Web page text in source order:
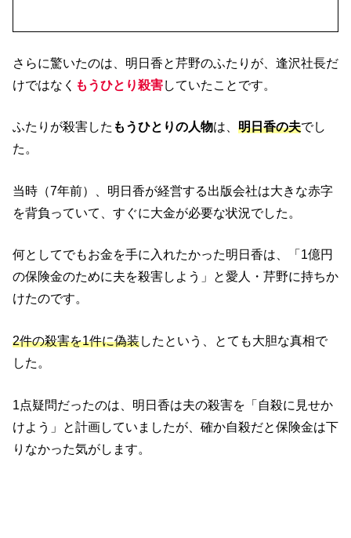
さらに驚いたのは、明日香と芹野のふたりが、逢沢社長だ
けではなく もうひとり殺害していたことです。
ふたりが殺害した もうひとりの人物は、 明日香の夫でし
た。
当時（7年前）、明日香が経営する出版会社は大きな赤字
を背負っていて、すぐに大金が必要な状況でした。
何としてでもお金を手に入れたかった明日香は、「1億円
の保険金のために夫を殺害しよう」と愛人・芹野に持ちか
けたのです。
2件の殺害を1件に偽装したという、とても大胆な真相で
した。
1点疑問だったのは、明日香は夫の殺害を「自殺に見せか
けよう」と計画していましたが、確か自殺だと保険金は下
りなかった気がします。